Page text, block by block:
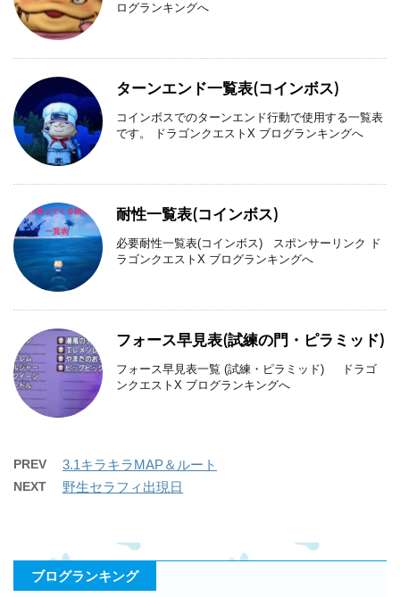
ログランキングへ
ターンエンド一覧表(コインボス)
コインボスでのターンエンド行動で使用する一覧表
です。 ドラゴンクエストX ブログランキングへ
耐性一覧表(コインボス)
必要耐性一覧表(コインボス) スポンサーリンク ド
ラゴンクエストX ブログランキングへ
フォース早見表(試練の門・ピラミッド)
フォース早見表一覧 (試練・ピラミッド) ドラゴ
ンクエストX ブログランキングへ
PREV 3.1キラキラMAP＆ルート
NEXT 野生セラフィ出現日
ブログランキング